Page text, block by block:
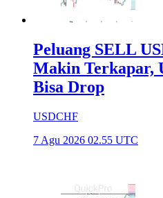
Peluang SELL
Makin Terkapar,
Bisa Drop
USDCHF
7 Agu 2026 02.55 UTC